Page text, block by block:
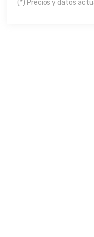
(*) Precios y datos